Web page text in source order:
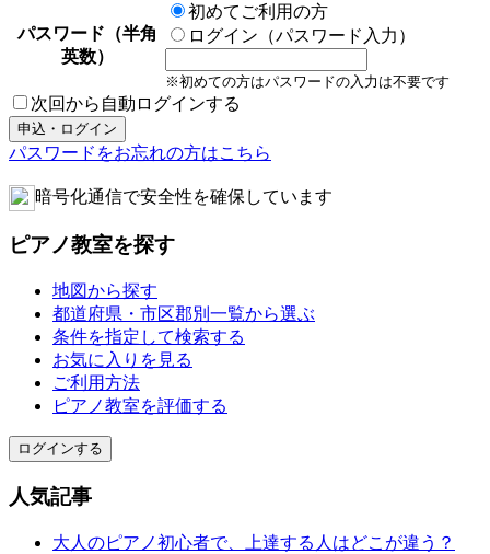
パスワード（半角
英数）
初めてご利用の方
ログイン（パスワード入力）
※初めての方はパスワードの入力は不要です
次回から自動ログインする
パスワードをお忘れの方はこちら
暗号化通信で安全性を確保しています
ピアノ教室を探す
地図から探す
都道府県・市区郡別一覧から選ぶ
条件を指定して検索する
お気に入りを見る
ご利用方法
ピアノ教室を評価する
ログインする
人気記事
大人のピアノ初心者で、上達する人はどこが違う？